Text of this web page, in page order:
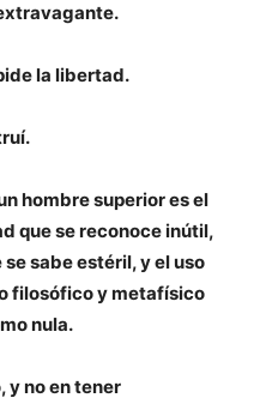
la libertad.
hombre superior es el
que se reconoce inútil,
sabe estéril, y el uso
filosófico y metafísico
nula.
y no en tener